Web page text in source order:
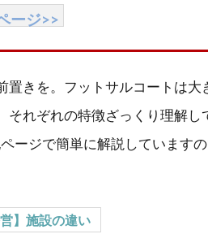
ージ>>
きを。フットサルコートは大
それぞれの特徴ざっくり理解
ージで簡単に解説しています
】施設の違い